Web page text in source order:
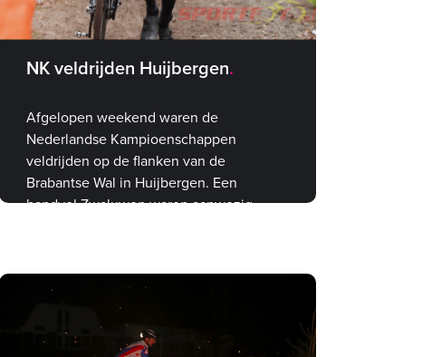
NK veldrijden Huijbergen
Afgelopen weekend waren de
Nederlandse Kampioenschappen
veldrijden op de flanken van de
Brabantse Wal in Huijbergen. Een
handvol Zwaluwen waren aanwezig